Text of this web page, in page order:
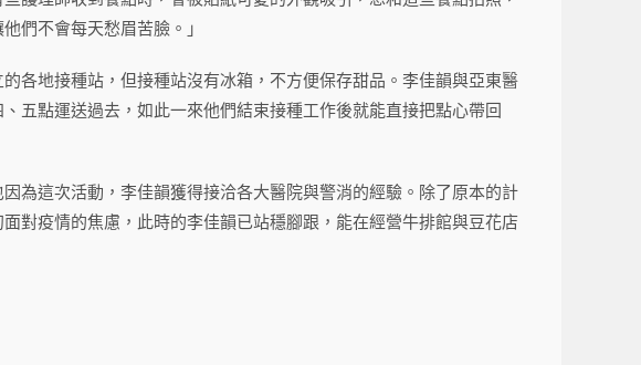
們不會每天愁眉苦臉。」
各地接種站，但接種站沒有冰箱，不方便保存甜品。李佳韻與亞東醫
五點運送過去，如此一來他們結束接種工作後就能直接把點心帶回
為這次活動，李佳韻獲得接洽各大醫院與警消的經驗。除了原本的計
對疫情的焦慮，此時的李佳韻已站穩腳跟，能在經營牛排館與豆花店